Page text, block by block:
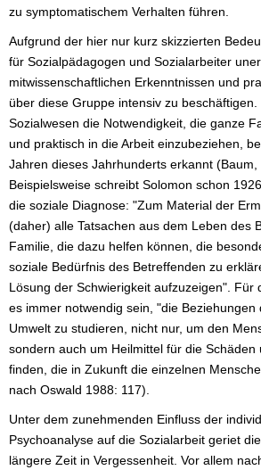
zu symptomatischem Verhalten führen.
Aufgrund der hier nur kurz skizzierten
für Sozialpädagogen und Sozialarbeiter
mitwissenschaftlichen Erkenntnissen und
über diese Gruppe intensiv zu beschäftigen.
Sozialwesen die Notwendigkeit, die ganze
und praktisch in die Arbeit einzubeziehen,
Jahren dieses Jahrhunderts erkannt (Baum,
Beispielsweise schreibt Solomon schon
die soziale Diagnose: "Zum Material der
(daher) alle Tatsachen aus dem Leben des
Familie, die dazu helfen können, die
soziale Bedürfnis des Betreffenden zu
Lösung der Schwierigkeit aufzuzeigen". Für
es immer notwendig sein, "die Beziehungen
Umwelt zu studieren, nicht nur, um den
sondern auch um Heilmittel für die Schäden
finden, die in Zukunft die einzelnen
nach Oswald 1988: 117).
Unter dem zunehmenden Einfluss der
Psychoanalyse auf die Sozialarbeit geriet
längere Zeit in Vergessenheit. Vor allem